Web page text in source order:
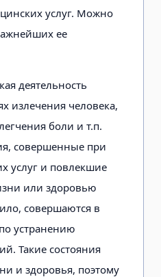
услуг. Можно
ее
деятельность
излечения человека,
боли и т.п.
совершенные при
услуг и повлекшие
или здоровью
совершаются в
устранению
Такие состояния
и здоровья, поэтому